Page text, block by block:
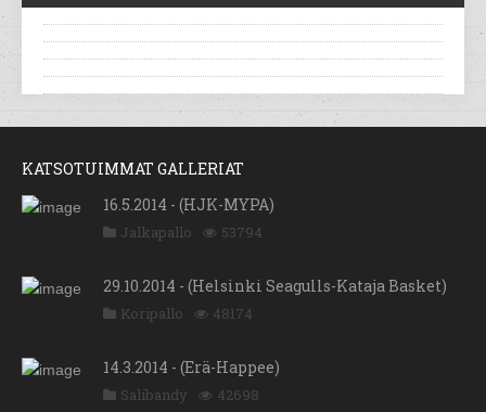
KATSOTUIMMAT GALLERIAT
16.5.2014 - (HJK-MYPA)
Jalkapallo 53794
29.10.2014 - (Helsinki Seagulls-Kataja Basket)
Koripallo 48174
14.3.2014 - (Erä-Happee)
Salibandy 42698